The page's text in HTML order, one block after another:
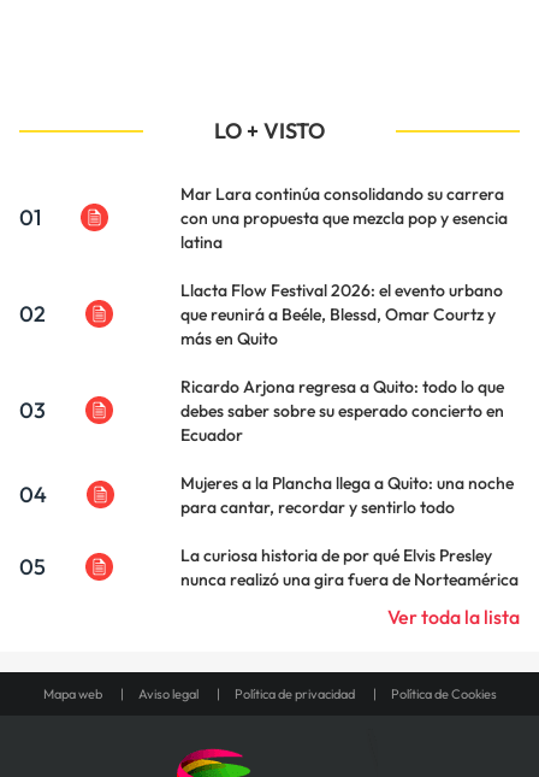
LO + VISTO
01
Mar Lara continúa consolidando su carrera
con una propuesta que mezcla pop y esencia
latina
02
Llacta Flow Festival 2026: el evento urbano
que reunirá a Beéle, Blessd, Omar Courtz y
más en Quito
03
Ricardo Arjona regresa a Quito: todo lo que
debes saber sobre su esperado concierto en
Ecuador
04
Mujeres a la Plancha llega a Quito: una noche
para cantar, recordar y sentirlo todo
05
La curiosa historia de por qué Elvis Presley
nunca realizó una gira fuera de Norteamérica
Ver toda la lista
Mapa web Aviso legal Política de privacidad Política de Cookies